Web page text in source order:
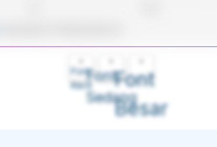
Font
Kecil
Font
Sedang
Font
Besar